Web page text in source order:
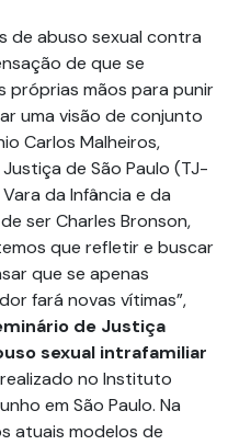
de abuso sexual contra
de que se
próprias mãos para punir
uma visão de conjunto
Carlos Malheiros,
de São Paulo (TJ-
da Infância e da
ser Charles Bronson,
que refletir e buscar
que se apenas
fará novas vítimas”,
de Justiça
sexual intrafamiliar
no Instituto
em São Paulo. Na
atuais modelos de